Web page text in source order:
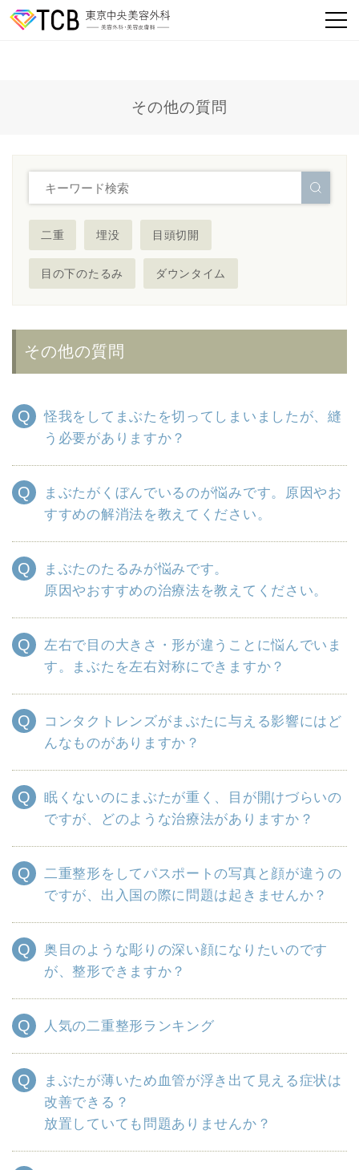
その他の質問
二重 埋没 目頭切開
目の下のたるみ ダウンタイム
その他の質問
怪我をしてまぶたを切ってしまいましたが、縫
う必要がありますか？
まぶたがくぼんでいるのが悩みです。原因やお
すすめの解消法を教えてください。
まぶたのたるみが悩みです。
原因やおすすめの治療法を教えてください。
左右で目の大きさ・形が違うことに悩んでいま
す。まぶたを左右対称にできますか？
コンタクトレンズがまぶたに与える影響にはど
んなものがありますか？
眠くないのにまぶたが重く、目が開けづらいの
ですが、どのような治療法がありますか？
二重整形をしてパスポートの写真と顔が違うの
ですが、出入国の際に問題は起きませんか？
奥目のような彫りの深い顔になりたいのです
が、整形できますか？
人気の二重整形ランキング
まぶたが薄いため血管が浮き出て見える症状は
改善できる？
放置していても問題ありませんか？